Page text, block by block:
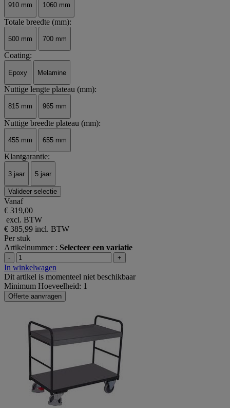
910 mm 1060 mm
Totale breedte (mm):
500 mm 700 mm
Coating:
Epoxy Melamine
Nuttige lengte plateau (mm):
815 mm 965 mm
Nuttige breedte plateau (mm):
455 mm 655 mm
Klantgarantie:
3 jaar 5 jaar
Valideer selectie
Vanaf
€ 319,00
excl. BTW
€ 385,99 incl. BTW
Per stuk
Artikelnummer : Selecteer een variatie
- +
In winkelwagen
Dit artikel is momenteel niet beschikbaar
Minimum Hoeveelheid: 1
Offerte aanvragen